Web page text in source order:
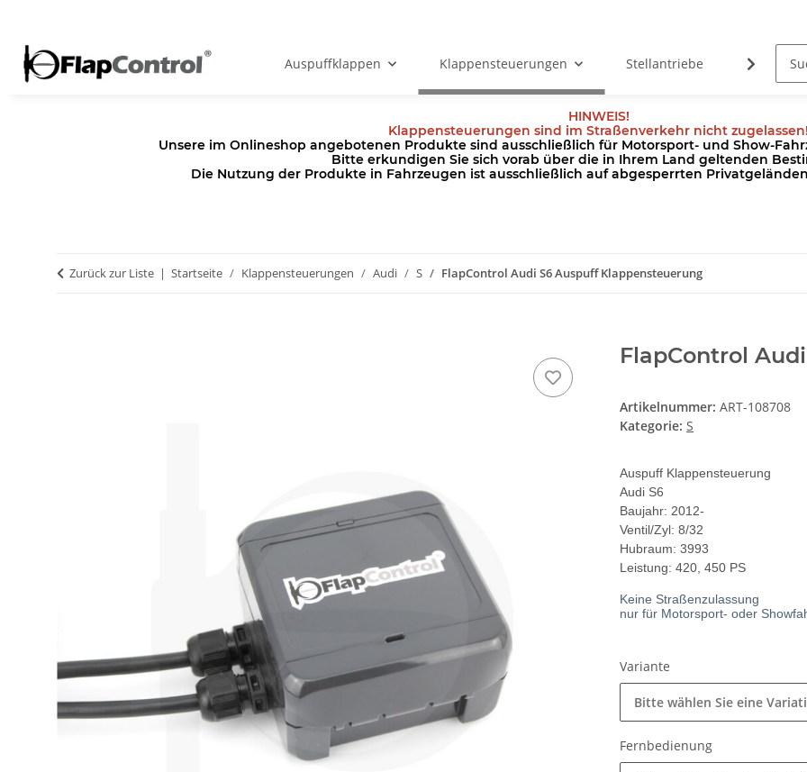
Auspuffklappen Klappensteuerungen Stellantriebe Kabel
HINWEIS!
Klappensteuerungen sind im Straßenverkehr nicht zugelassen!
Unsere im Onlineshop angebotenen Produkte sind ausschließlich für Motorsport- und Show-
Bitte erkundigen Sie sich vorab über die in Ihrem Land geltenden
Die Nutzung der Produkte in Fahrzeugen ist ausschließlich auf abgesperrten
Zurück zur Liste Startseite Klappensteuerungen Audi S FlapControl Audi S6 Auspuff Klappensteuerung
FlapControl
Artikelnummer: ART-108708
Kategorie: S
Auspuff Klappensteuerung
Audi S6
Baujahr: 2012-
Ventil/Zyl: 8/32
Hubraum: 3993
Leistung: 420, 450 PS
Keine Straßenzulassung
nur für Motorsport- oder
Variante
Bitte wählen Sie eine
Fernbedienung